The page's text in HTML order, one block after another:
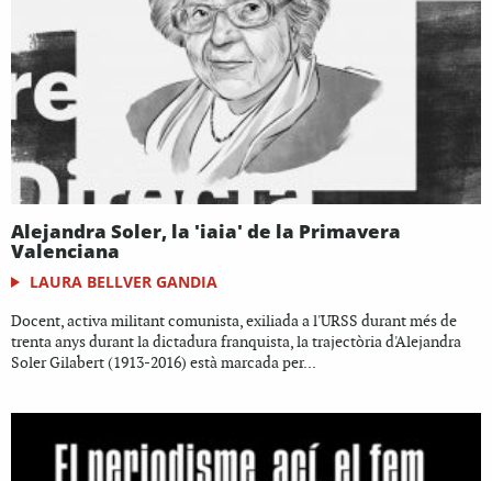
Alejandra Soler, la 'iaia' de la Primavera
Valenciana
LAURA BELLVER GANDIA
Docent, activa militant comunista, exiliada a l'URSS durant més de
trenta anys durant la dictadura franquista, la trajectòria d'Alejandra
Soler Gilabert (1913-2016) està marcada per...